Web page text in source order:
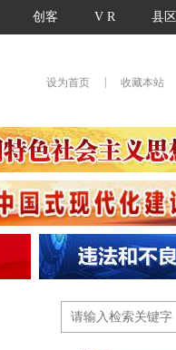
创客 V R 县区
设为首页 收藏本站